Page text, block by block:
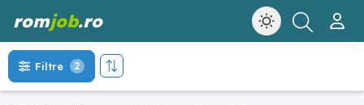
romjob.ro
Filtre 2